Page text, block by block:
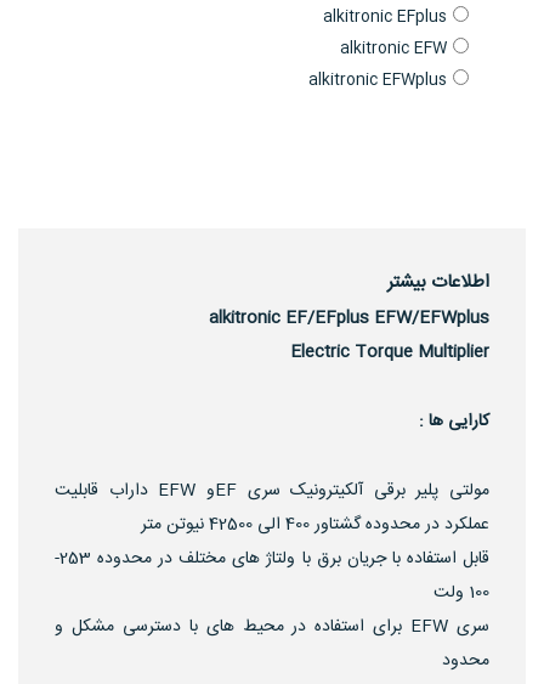
alkitronic EFplus
alkitronic EFW
alkitronic EFWplus
اطلاعات بیشتر
alkitronic EF/EFplus EFW/EFWplus
Electric Torque Multiplier
کارایی ها :
مولتی پلیر برقی آلکیترونیک سری EFو EFW داراب قابلیت
عملکرد در محدوده گشتاور 400 الی 42500 نیوتن متر
قابل استفاده با جریان برق با ولتاژ های مختلف در محدوده 253-
100 ولت
سری EFW برای استفاده در محیط های با دسترسی مشکل و
محدود